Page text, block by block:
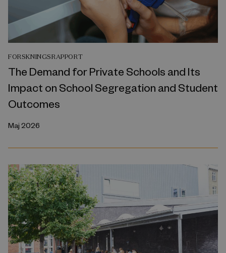
FORSKNINGSRAPPORT
The Demand for Private Schools and Its
Impact on School Segregation and Student
Outcomes
Maj 2026